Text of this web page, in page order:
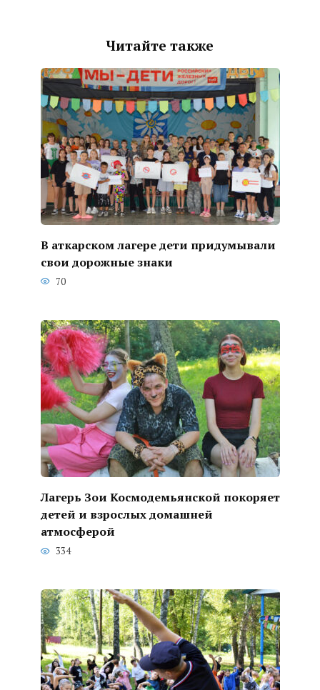
Читайте также
В аткарском лагере дети придумывали
свои дорожные знаки
70
Лагерь Зои Космодемьянской покоряет
детей и взрослых домашней
атмосферой
334